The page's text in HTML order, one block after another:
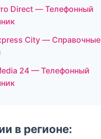
Direct — Телефонный
City — Справочные
24 — Телефонный
в регионе: